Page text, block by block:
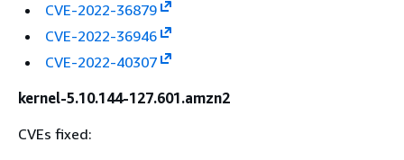
CVE-2022-36879
CVE-2022-36946
CVE-2022-40307
kernel-5.10.144-127.601.amzn2
CVEs fixed: